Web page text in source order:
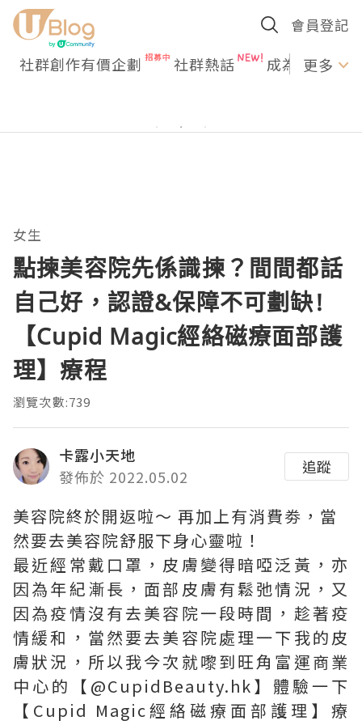
會員登記
社群創作有價企劃 社群熱話 成為U更多
女生
點揀美容院先係識揀？間間都話
自己好，認證&保障不可劃缺!
【Cupid Magic經絡磁療面部護
理】療程
瀏覽次數:739
卡露小天地
發佈於 2022.05.02
追蹤
美容院終於開返啦～ 再加上有消費劵，當
然要去美容院舒服下身心靈啦！
最近經常戴口罩，皮膚變得暗啞泛黃，亦
因為年紀漸長，面部皮膚有鬆弛情況，又
因為疫情沒有去美容院一段時間，趁著疫
情緩和，當然要去美容院處理一下我的皮
膚狀況，所以我今次就嚟到旺角富運商業
中心的【@CupidBeauty.hk】體驗一下
【Cupid Magic經絡磁療面部護理】療